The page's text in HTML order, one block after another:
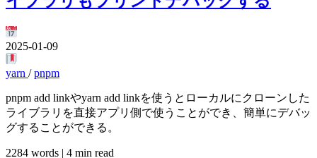
2025-01-09
yarn / pnpm
pnpm add linkやyarn add linkを使うとローカルにクローンした
ライブラリを直接アプリ側で使うことができ、簡単にデバッ
グすることができる。
2284 words | 4 min read